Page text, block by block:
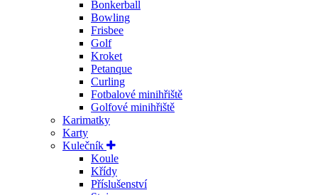
Bonkerball
Bowling
Frisbee
Golf
Kroket
Petanque
Curling
Fotbalové minihřiště
Golfové minihřiště
Karimatky
Karty
Kulečník
Koule
Křídy
Příslušenství